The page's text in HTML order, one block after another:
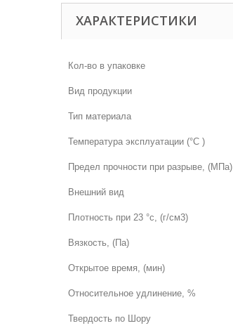
ХАРАКТЕРИСТИКИ
Кол-во в упаковке
Вид продукции
Тип материала
Температура эксплуатации (°С )
Предел прочности при разрыве, (МПа)
Внешний вид
Плотность при 23 °с, (г/см3)
Вязкость, (Па)
Открытое время, (мин)
Относительное удлинение, %
Твердость по Шору